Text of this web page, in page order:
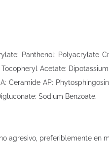
Panthenol: Polyacrylate
Acetate:
Ceramide AP:
Sodium Benzoate.
agresivo, preferiblemente en